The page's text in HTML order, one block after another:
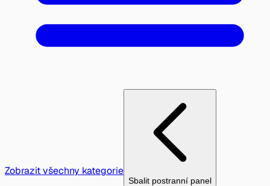
Zobrazit všechny kategorie
Sbalit postranní panel